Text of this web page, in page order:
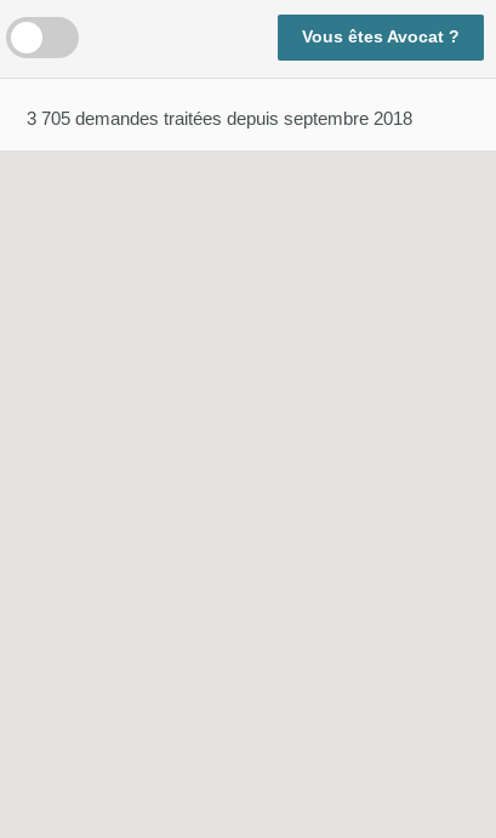
Vous êtes Avocat ?
3 705demandes traitées depuis septembre 2018